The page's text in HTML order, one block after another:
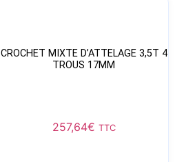
CROCHET MIXTE D’ATTELAGE 3,5T 4
TROUS 17MM
257,64€ TTC